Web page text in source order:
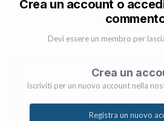
Crea un account o
Devi essere un membro per
Crea un
Iscriviti per un nuovo account nella
Registra un nuovo